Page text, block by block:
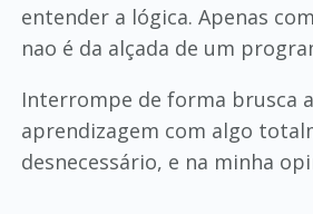
entender a lógica. Apenas
nao é da alçada de um
Interrompe de forma brusca
aprendizagem com algo
desnecessário, e na minha